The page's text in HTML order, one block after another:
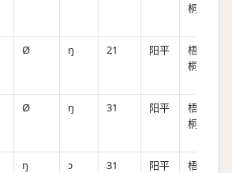
桐。
Ø ŋ 21 阳平
梧
桐。
Ø ŋ 31 阳平
梧
桐。
ŋ ɔ 31 阳平
梧